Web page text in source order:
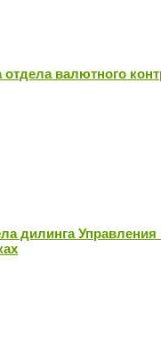
валютного
дилинга Управления